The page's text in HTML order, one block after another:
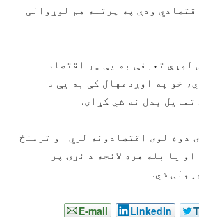
سلنې د اقتصادي ودې په پرتله هم لوړوالی
لوړې تعرفې به یې پر اقتصاد
خو په اوږدمهال کې به یې د
بدل نه شي کړای.
دوه لوی اقتصادونه لري او ترمنځ
یا بله هره لانجه د نړۍ پر
شي.
LinkedIn
E-mail